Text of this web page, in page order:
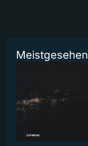
Meistgesehen